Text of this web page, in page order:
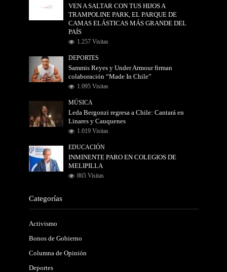
VEN A SALTAR CON TUS HIJOS A
TRAMPOLINE PARK, EL PARQUE DE
CAMAS ELÁSTICAS MÁS GRANDE DEL
PAÍS
1.257 Visitas
DEPORTES
Sammis Reyes y Under Armour firman
colaboración “Made In Chile”
1.095 Visitas
MÚSICA
Leda Bergonzi regresa a Chile: Cantará en
Linares y Cauquenes
1.019 Visitas
EDUCACIÓN
INMINENTE PARO EN COLEGIOS DE
MELIPILLA
865 Visitas
Categorías
Activismo
Bonos de Gobierno
Columna de Opinión
Deportes